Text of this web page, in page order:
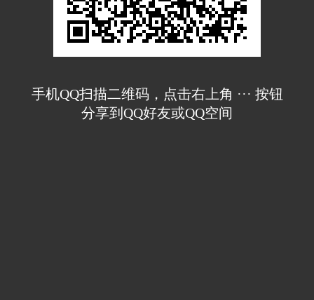
手机QQ扫描二维码，点击右上角 ··· 按钮
分享到QQ好友或QQ空间